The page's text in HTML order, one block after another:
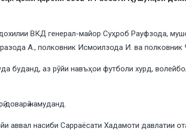
ВКД генерал-майор Суҳроб Рауфзода,
А., полковник Исмоилзода И. ва
буданд, аз рӯйи навъҳои футболи хурд,
доварӣ намуданд.
аввал насиби Сарраёсати Хадамоти